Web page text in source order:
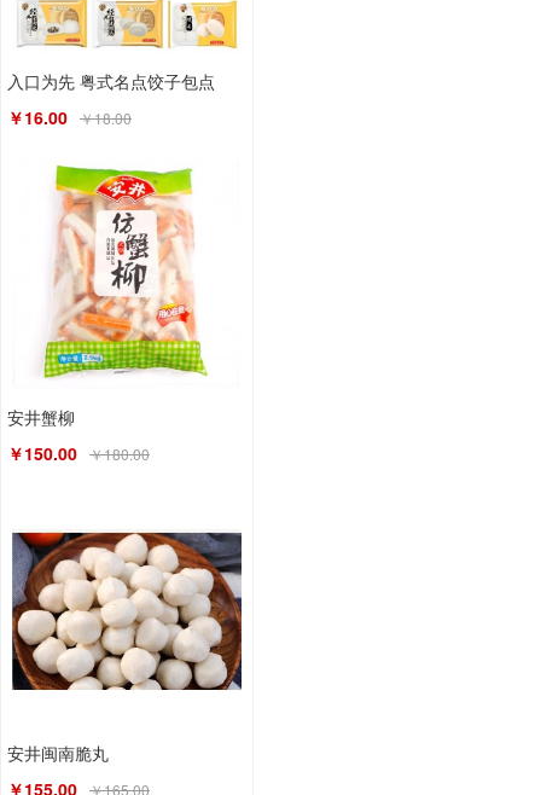
入口为先 粤式名点饺子包点
￥16.00 ￥18.00
安井蟹柳
￥150.00 ￥180.00
安井闽南脆丸
￥155.00 ￥165.00